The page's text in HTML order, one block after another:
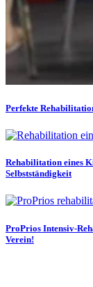
Perfekte
Rehabilitation eines
Selbstständigkeit
ProPrios Intensiv-
Verein!